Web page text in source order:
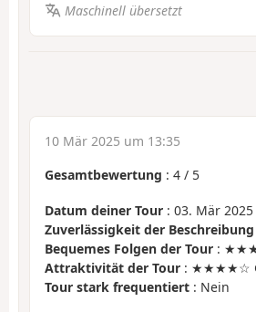
Maschinell übersetzt
10 Mär 2025 um 13:35
Gesamtbewertung : 4 / 5
Datum deiner Tour : 03. Mär 2025
Zuverlässigkeit der Beschreibung
Bequemes Folgen der Tour :
Attraktivität der Tour : ★★★★☆
Tour stark frequentiert : Nein